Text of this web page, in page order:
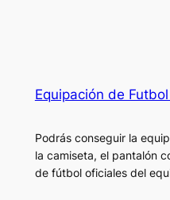
Equipación de
Podrás conseguir la
la camiseta, el pantalón
de fútbol oficiales del